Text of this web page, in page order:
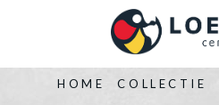
HOME COLLECTIE